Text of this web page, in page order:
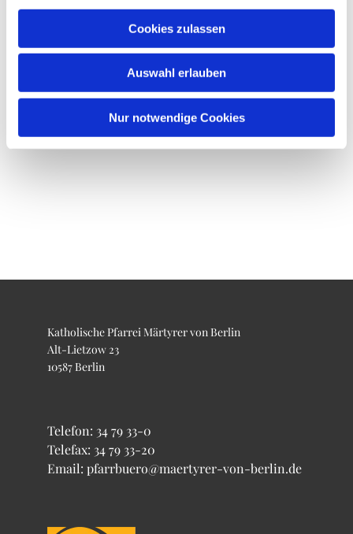
Cookies zulassen
Auswahl erlauben
Nur notwendige Cookies
Katholische Pfarrei Märtyrer von Berlin
Alt-Lietzow 23
10587 Berlin
Telefon: 34 79 33-0
Telefax: 34 79 33-20
Email: pfarrbuero@maertyrer-von-berlin.de